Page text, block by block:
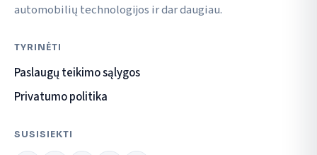
automobilių technologijos ir dar daugiau.
TYRINĖTI
Paslaugų teikimo sąlygos
Privatumo politika
SUSISIEKTI